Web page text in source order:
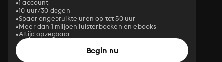
1 account
10 uur/30 dagen
Spaar ongebruikte uren op tot 50 uur
Meer dan 1 miljoen luisterboeken en ebooks
Altijd opzegbaar
Begin nu